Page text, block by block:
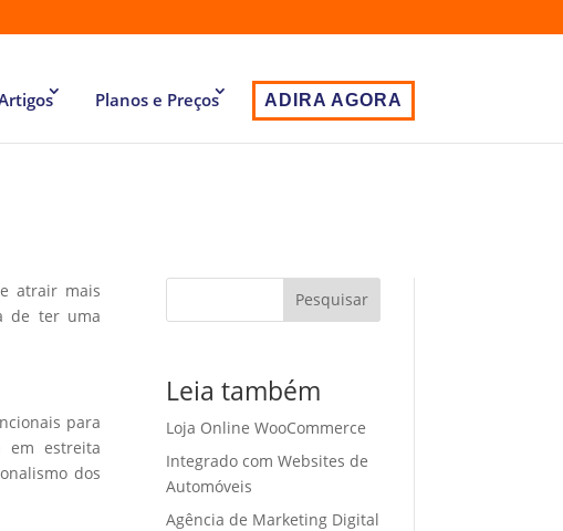
Planos e Preços ADIRA AGORA
atrair mais
de ter uma
para
em estreita
dos
Pesquisar
Leia também
Loja Online WooCommerce
Integrado com Websites de
Automóveis
Agência de Marketing Digital